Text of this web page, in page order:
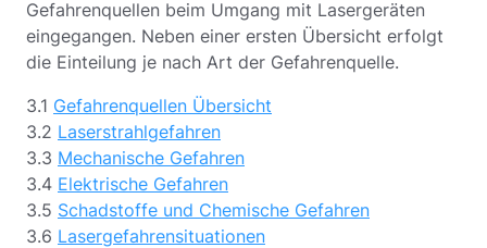
Gefahrenquellen beim Umgang mit Lasergeräten
eingegangen. Neben einer ersten Übersicht erfolgt
die Einteilung je nach Art der Gefahrenquelle.
3.1 Gefahrenquellen Übersicht
3.2 Laserstrahlgefahren
3.3 Mechanische Gefahren
3.4 Elektrische Gefahren
3.5 Schadstoffe und Chemische Gefahren
3.6 Lasergefahrensituationen